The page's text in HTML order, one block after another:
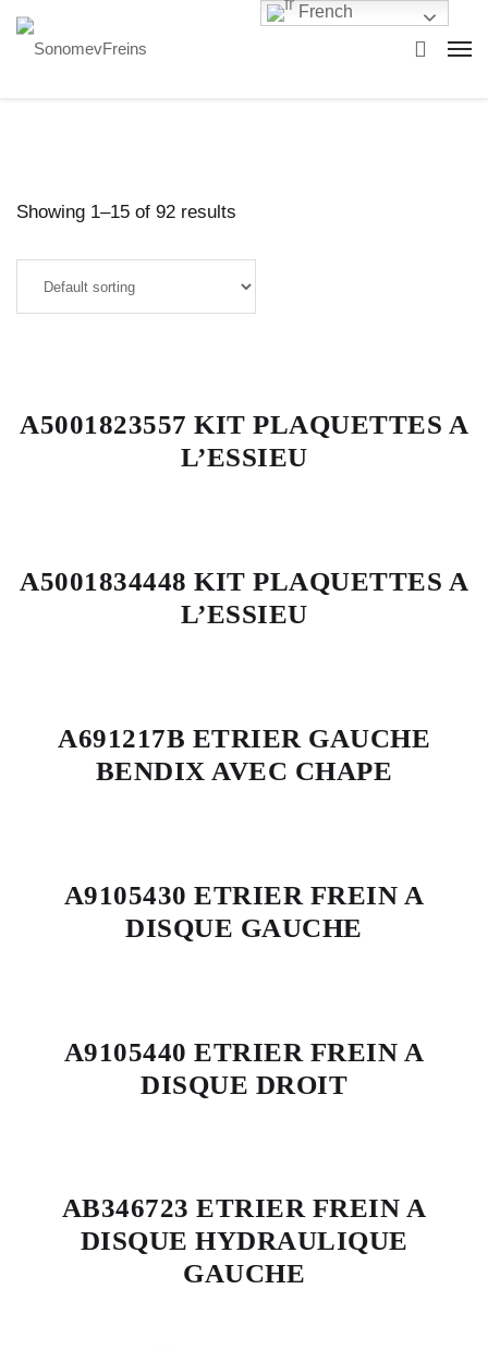
Showing 1–15 of 92 results
A5001823557 KIT PLAQUETTES A
L’ESSIEU
A5001834448 KIT PLAQUETTES A
L’ESSIEU
A691217B ETRIER GAUCHE
BENDIX AVEC CHAPE
A9105430 ETRIER FREIN A
DISQUE GAUCHE
A9105440 ETRIER FREIN A
DISQUE DROIT
AB346723 ETRIER FREIN A
DISQUE HYDRAULIQUE
GAUCHE
French